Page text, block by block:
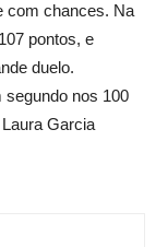
com chances. Na
pontos, e
duelo.
segundo nos 100
Garcia